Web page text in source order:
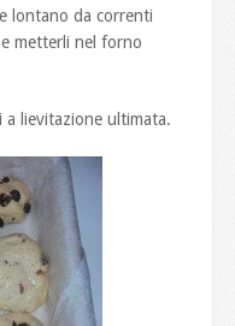
lontano da correnti
metterli nel forno
a lievitazione ultimata.